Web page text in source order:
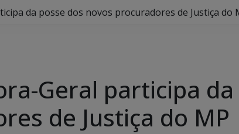
da posse dos novos procuradores de Justiça do
Geral participa
de Justiça do MP